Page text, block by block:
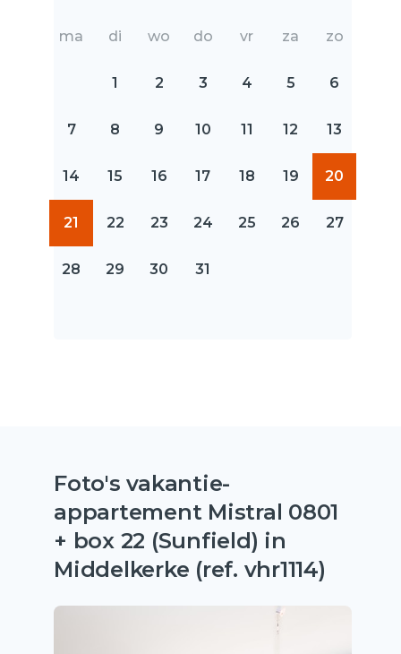
ma di wo do vr za zo
1 2 3 4 5 6
7 8 9 10 11 12 13
14 15 16 17 18 19 20
21 22 23 24 25 26 27
28 29 30 31
Foto's vakantie-
appartement Mistral 0801
+ box 22 (Sunfield) in
Middelkerke (ref. vhr1114)